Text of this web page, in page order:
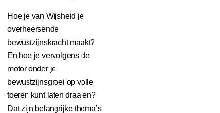
Hoe je van Wijsheid je
overheersende
bewustzijnskracht maakt?
En hoe je vervolgens de
motor onder je
bewustzijnsgroei op volle
toeren kunt laten draaien?
Dat zijn belangrijke thema’s